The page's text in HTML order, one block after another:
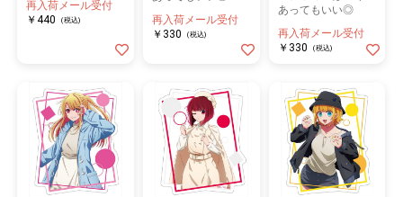
再入荷メール受付
￥440
(税込)
再入荷メール受付
￥330
(税込)
あってもいい◎
再入荷メール受付
￥330
(税込)